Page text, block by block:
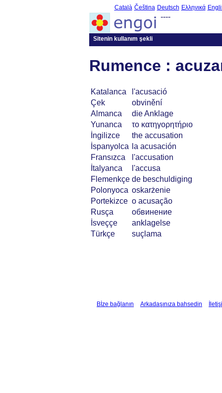
Català Čeština Deutsch Ελληνικά
----
Sitenin kullanım şekli
Rumence :
Katalanca
l'acusació
Çek
obvinění
Almanca
die Anklage
Yunanca
το κατηγορητήριο
İngilizce
the accusation
İspanyolca
la acusación
Fransızca
l'accusation
İtalyanca
l'accusa
Flemenkçe de beschuldiging
Polonyoca oskarżenie
Portekizce o acusação
Rusça
обвинение
İsveççe
anklagelse
Türkçe
suçlama
Bİze bağlanın Arkadaşınıza bahsedin